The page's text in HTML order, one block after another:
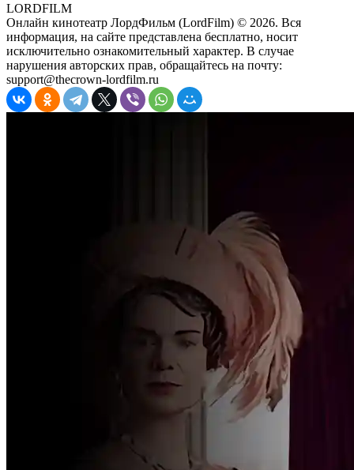
LORDFILM
Онлайн кинотеатр ЛордФильм (LordFilm) © 2026. Вся
информация, на сайте представлена бесплатно, носит
исключительно ознакомительный характер. В случае
нарушения авторских прав, обращайтесь на почту:
support@thecrown-lordfilm.ru